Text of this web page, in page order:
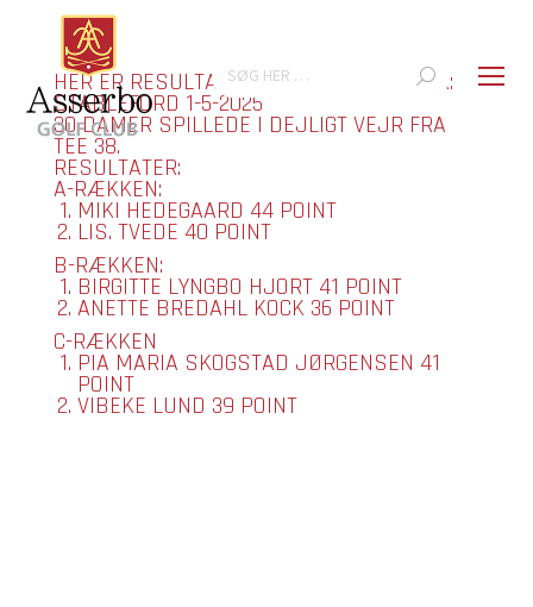
Search:
HER ER RESULTATET FOR MATCHEN I GÅR:
STABLEFORD 1-5-2025
30 DAMER SPILLEDE I DEJLIGT VEJR FRA
TEE 38.
RESULTATER:
A-RÆKKEN:
MIKI HEDEGAARD 44 POINT
LIS. TVEDE 40 POINT
B-RÆKKEN:
BIRGITTE LYNGBO HJORT 41 POINT
ANETTE BREDAHL KOCK 36 POINT
C-RÆKKEN
PIA MARIA SKOGSTAD JØRGENSEN 41
POINT
VIBEKE LUND 39 POINT